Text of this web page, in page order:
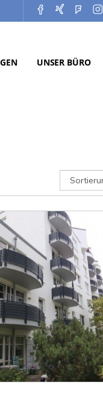
UNSER BÜRO